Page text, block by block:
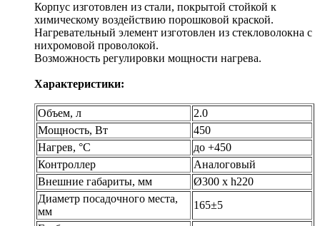
Корпус изготовлен из стали, покрытой стойкой к
химическому воздействию порошковой краской.
Нагревательный элемент изготовлен из стекловолокна с
нихромовой проволокой.
Возможность регулировки мощности нагрева.
Характеристики:
Объем, л
2.0
Мощность, Вт
450
Нагрев, °С
до +450
Контроллер
Аналоговый
Внешние габариты, мм
Ø300 х h220
Диаметр посадочного места,
мм
165±5